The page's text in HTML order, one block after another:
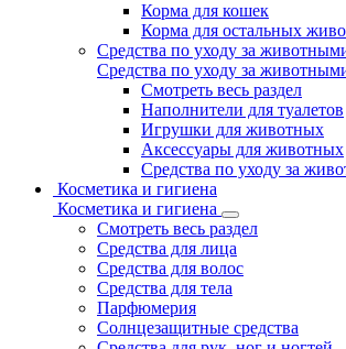
Корма для кошек
Корма для остальных
Средства по уходу за
Средства по уходу за
Смотреть весь раздел
Наполнители для туалетов
Игрушки для животных
Аксессуары для животных
Средства по уходу за
Косметика и гигиена
Косметика и гигиена
Смотреть весь раздел
Средства для лица
Средства для волос
Средства для тела
Парфюмерия
Солнцезащитные средства